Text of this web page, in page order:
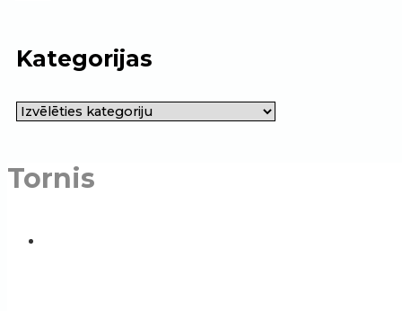
Kategorijas
Tornis